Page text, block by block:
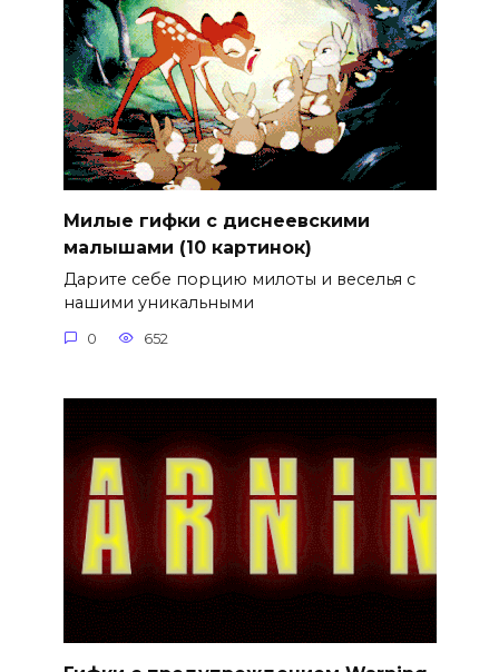
Милые гифки с диснеевскими
малышами (10 картинок)
Дарите себе порцию милоты и веселья с
нашими уникальными
0 652